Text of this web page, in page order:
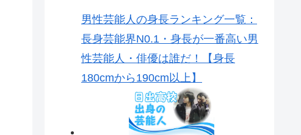
男性芸能人の身長ランキング一覧：
長身芸能界N0.1・身長が一番高い男
性芸能人・俳優は誰だ！【身長
180cmから190cm以上】